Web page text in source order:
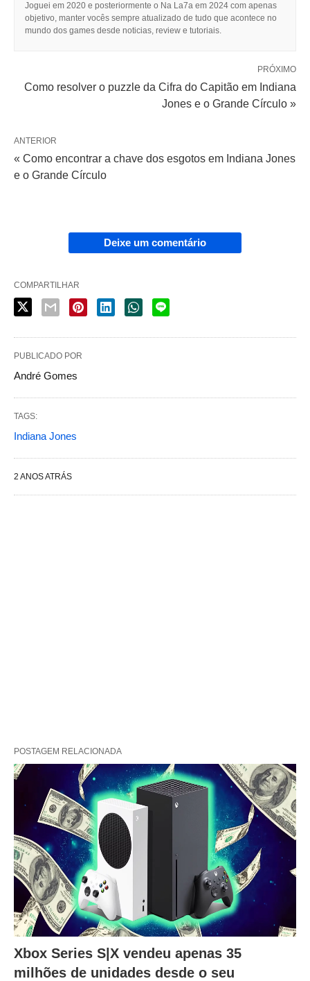
Joguei em 2020 e posteriormente o Na La7a em 2024 com apenas
objetivo, manter vocês sempre atualizado de tudo que acontece no
mundo dos games desde noticias, review e tutoriais.
PRÓXIMO
Como resolver o puzzle da Cifra do Capitão em Indiana
Jones e o Grande Círculo »
ANTERIOR
« Como encontrar a chave dos esgotos em Indiana Jones
e o Grande Círculo
Deixe um comentário
COMPARTILHAR
PUBLICADO POR
André Gomes
TAGS:
Indiana Jones
2 ANOS ATRÁS
POSTAGEM RELACIONADA
Xbox Series S|X vendeu apenas 35
milhões de unidades desde o seu